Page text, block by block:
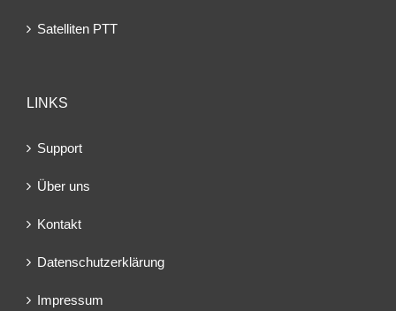
Satelliten PTT
LINKS
Support
Über uns
Kontakt
Datenschutzerklärung
Impressum